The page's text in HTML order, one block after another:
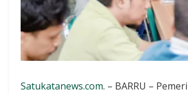
Satukatanews.com. – BARRU –